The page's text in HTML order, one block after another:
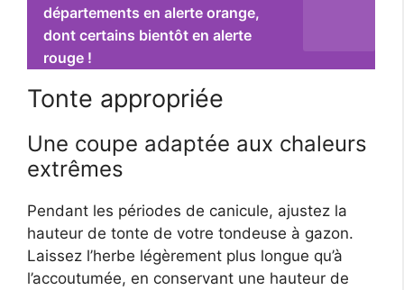
départements en alerte orange,
dont certains bientôt en alerte
rouge !
Tonte appropriée
Une coupe adaptée aux chaleurs
extrêmes
Pendant les périodes de canicule, ajustez la
hauteur de tonte de votre tondeuse à gazon.
Laissez l’herbe légèrement plus longue qu’à
l’accoutumée, en conservant une hauteur de